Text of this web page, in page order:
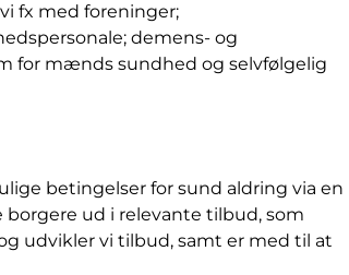
fx med foreninger;
demens- og
for mænds sundhed og selvfølgelig
betingelser for sund aldring via en
ud i relevante tilbud, som
udvikler vi tilbud, samt er med til at